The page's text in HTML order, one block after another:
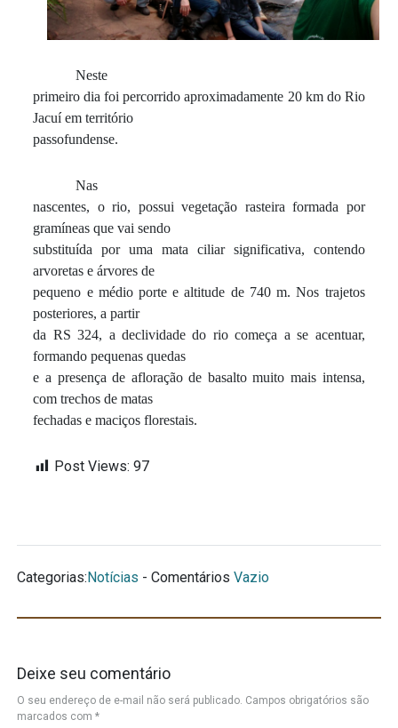
Neste
primeiro dia foi percorrido aproximadamente 20 km do Rio
Jacuí em território
passofundense.
Nas
nascentes, o rio, possui vegetação rasteira formada por
gramíneas que vai sendo
substituída por uma mata ciliar significativa, contendo
arvoretas e árvores de
pequeno e médio porte e altitude de 740 m. Nos trajetos
posteriores, a partir
da RS 324, a declividade do rio começa a se acentuar,
formando pequenas quedas
e a presença de afloração de basalto muito mais intensa,
com trechos de matas
fechadas e maciços florestais.
Post Views: 97
Categorias: Notícias - Comentários Vazio
Deixe seu comentário
O seu endereço de e-mail não será publicado. Campos obrigatórios são
marcados com *